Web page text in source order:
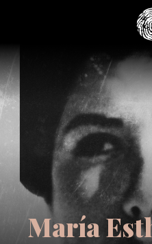
María